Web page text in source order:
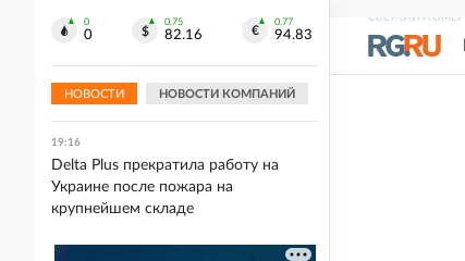
СВЕЖИЙ НОМЕР
0
0
0.75
82.16
0.77
94.83
НОВОСТИ НОВОСТИ КОМПАНИЙ
19:26
фото
19:16
Delta Plus прекратила работу на
Украине после пожара на
крупнейшем складе